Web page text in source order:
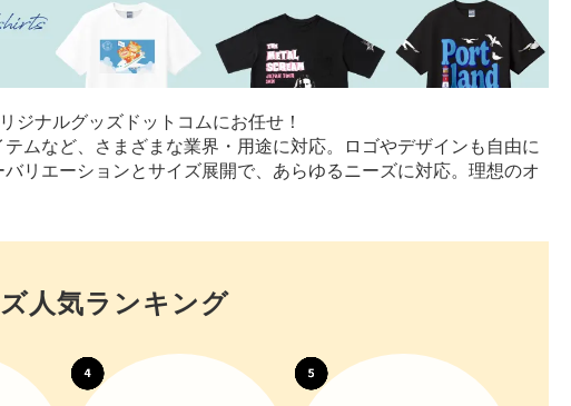
ジナルグッズドットコムにお任せ！
ムなど、さまざまな業界・用途に対応。ロゴやデザインも自由に
リエーションとサイズ展開で、あらゆるニーズに対応。理想のオ
人気ランキング